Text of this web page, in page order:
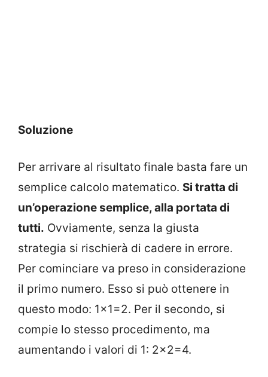
Soluzione
Per arrivare al risultato finale basta fare un
semplice calcolo matematico. Si tratta di
un’operazione semplice, alla portata di
tutti. Ovviamente, senza la giusta
strategia si rischierà di cadere in errore.
Per cominciare va preso in considerazione
il primo numero. Esso si può ottenere in
questo modo: 1×1=2. Per il secondo, si
compie lo stesso procedimento, ma
aumentando i valori di 1: 2×2=4.